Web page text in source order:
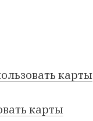
карты
карты